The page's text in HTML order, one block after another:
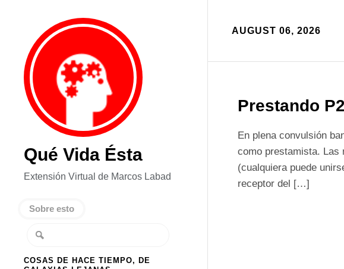
Qué Vida Ésta
Extensión Virtual de Marcos Labad
Sobre esto
COSAS DE HACE TIEMPO, DE
AUGUST 06, 2026
Prestando
En plena convulsión
como prestamista. Las
(cualquiera puede
receptor del […]